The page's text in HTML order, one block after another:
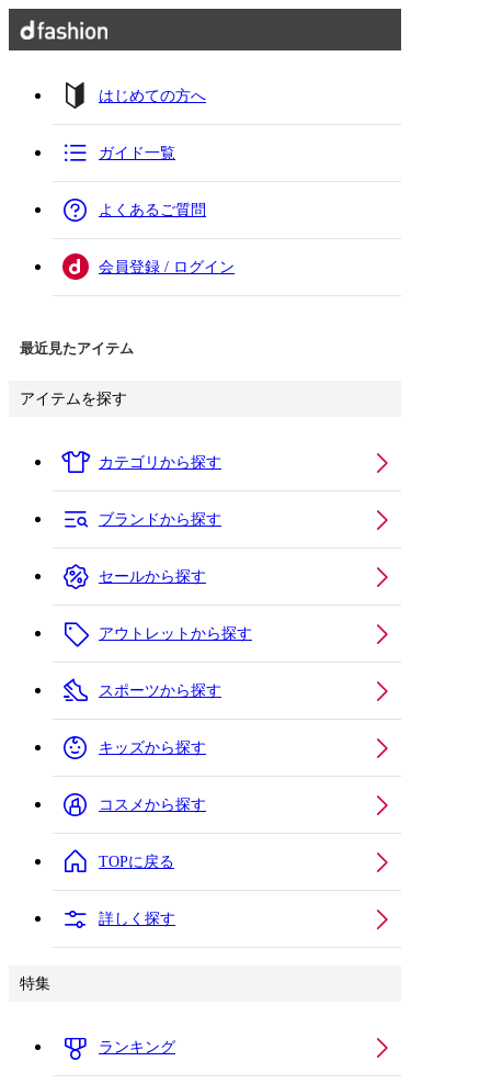
はじめての方へ
ガイド一覧
よくあるご質問
会員登録 / ログイン
最近見たアイテム
アイテムを探す
カテゴリから探す
ブランドから探す
セールから探す
アウトレットから探す
スポーツから探す
キッズから探す
コスメから探す
TOPに戻る
詳しく探す
特集
ランキング